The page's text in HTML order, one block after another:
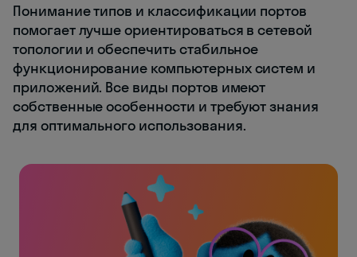
Понимание типов и классификации портов
помогает лучше ориентироваться в сетевой
топологии и обеспечить стабильное
функционирование компьютерных систем и
приложений. Все виды портов имеют
собственные особенности и требуют знания
для оптимального использования.